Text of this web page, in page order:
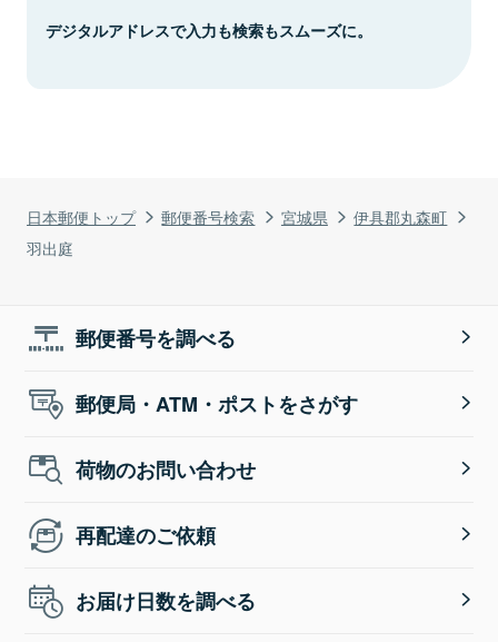
日本郵便トップ 郵便番号検索 宮城県
伊具郡丸森町
羽出庭
デジタルアドレスで入力も検索もスムーズに。
郵便番号を調べる
郵便局・ATM・ポストをさがす
荷物のお問い合わせ
再配達のご依頼
お届け日数を調べる